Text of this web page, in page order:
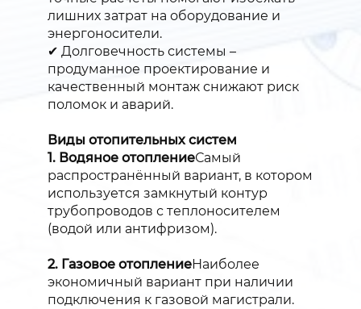
лишних затрат на оборудование и
энергоносители.
✔ Долговечность системы –
продуманное проектирование и
качественный монтаж снижают риск
поломок и аварий.
Виды отопительных систем
1. Водяное отоплениеСамый
распространённый вариант, в котором
используется замкнутый контур
трубопроводов с теплоносителем
(водой или антифризом).
2. Газовое отоплениеНаиболее
экономичный вариант при наличии
подключения к газовой магистрали.